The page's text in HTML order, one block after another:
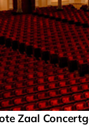
Zaal